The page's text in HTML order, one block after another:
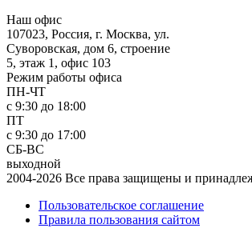
Наш офис
107023, Россия, г. Москва, ул.
Суворовская, дом 6, строение
5, этаж 1, офис 103
Режим работы офиса
ПН-ЧТ
с 9:30 до 18:00
ПТ
с 9:30 до 17:00
СБ-ВС
выходной
2004-2026 Все права защищены и
Пользовательское соглашение
Правила пользования сайтом